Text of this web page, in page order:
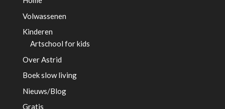
Volwassenen
Kinderen
Artschool for kids
Over Astrid
Boek slow living
Nieuws/Blog
Gratis